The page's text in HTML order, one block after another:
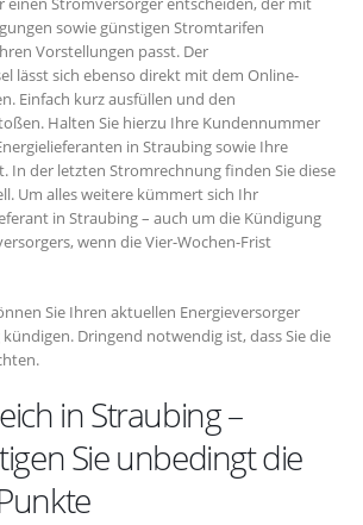
sowie günstigen Stromtarifen
Vorstellungen passt. Der
lässt sich ebenso direkt mit dem Online-
Einfach kurz ausfüllen und den
Halten Sie hierzu Ihre Kundennummer
in Straubing sowie Ihre
In der letzten Stromrechnung finden Sie diese
Um alles weitere kümmert sich Ihr
in Straubing – auch um die Kündigung
wenn die Vier-Wochen-Frist
Sie Ihren aktuellen Energieversorger
Dringend notwendig ist, dass Sie die
in Straubing –
Sie unbedingt die